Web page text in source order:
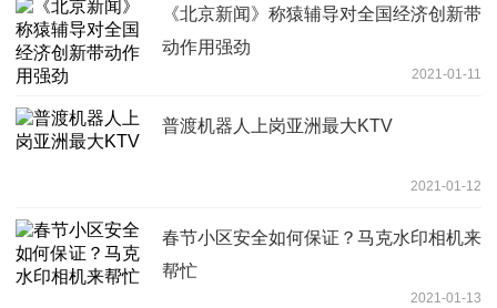
《北京新闻》称猿辅导对全国经济创新带
动作用强劲
2021-01-11
普渡机器人上岗亚洲最大KTV
2021-01-12
春节小区安全如何保证？马克水印相机来
帮忙
2021-01-13